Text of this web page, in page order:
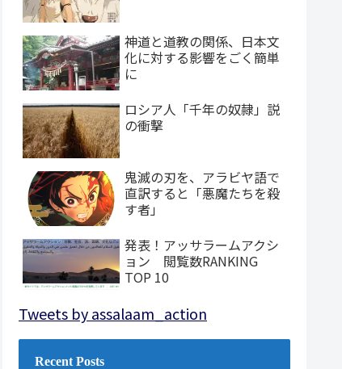
神道と道教の関係、日本文
化に対する影響をごく簡単
に
ロシア人「千年の奴隷」説
の衝撃
鬼滅の刃を、アラビヤ語で
直訳すると「悪魔たちを殺
す者」
発表！アッサラームアクシ
ョン 閲覧数RANKING
TOP 10
Tweets by assalaam_action
Recent Posts